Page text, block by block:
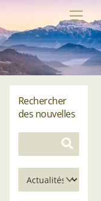
Rechercher
des nouvelles